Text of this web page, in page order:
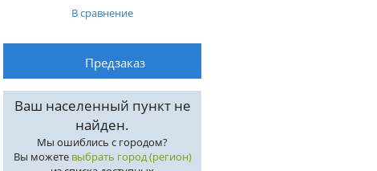
В сравнение
Ваш населенный пункт не
найден.
Мы ошиблись с городом?
Вы можете выбрать город (регион)